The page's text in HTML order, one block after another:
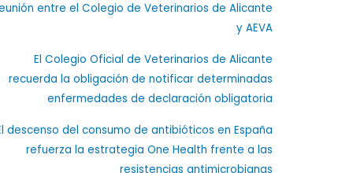
entre el Colegio de Veterinarios de Alicante
y AEVA
El Colegio Oficial de Veterinarios de Alicante
recuerda la obligación de notificar determinadas
enfermedades de declaración obligatoria
descenso del consumo de antibióticos en España
refuerza la estrategia One Health frente a las
resistencias antimicrobianas